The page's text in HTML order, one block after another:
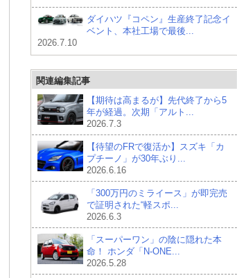
ダイハツ『コペン』生産終了記念イ
ベント、本社工場で最後...
2026.7.10
関連編集記事
【期待は高まるが】先代終了から5
年が経過。次期「アルト...
2026.7.3
【待望のFRで復活か】スズキ「カ
プチーノ」が30年ぶり...
2026.6.16
「300万円のミライース」が即完売
で証明された“軽スポ...
2026.6.3
「スーパーワン」の陰に隠れた本
命！ ホンダ「N-ONE...
2026.5.28